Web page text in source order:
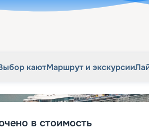
каютМаршрут и экскурсии
в стоимость